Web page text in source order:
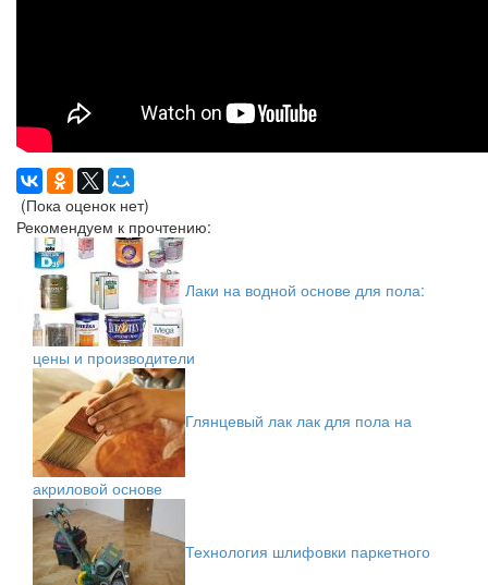
(Пока оценок нет)
Рекомендуем к прочтению:
Лаки на водной основе для пола:
цены и производители
Глянцевый лак лак для пола на
акриловой основе
Технология шлифовки паркетного